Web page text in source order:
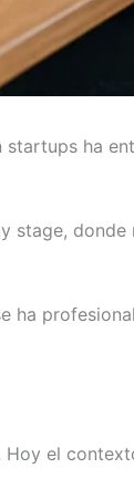
ha
stage, donde
ha
Hoy el